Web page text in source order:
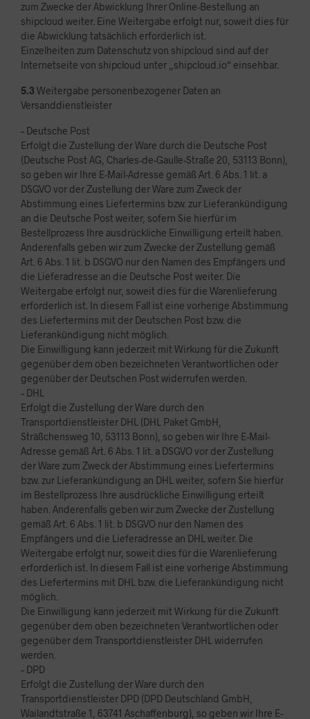
zum Zwecke der Abwicklung Ihrer Online-Bestellung an
shipcloud weiter. Eine Weitergabe erfolgt nur, soweit dies für
die Abwicklung tatsächlich erforderlich ist.
Einzelheiten zum Datenschutz von shipcloud sind auf der
Internetseite von shipcloud unter „shipcloud.io“ einsehbar.
5.3 Weitergabe personenbezogener Daten an
Versanddienstleister
– Deutsche Post
Erfolgt die Zustellung der Ware durch die Deutsche Post
(Deutsche Post AG, Charles-de-Gaulle-Straße 20, 53113 Bonn),
so geben wir Ihre E-Mail-Adresse gemäß Art. 6 Abs. 1 lit. a
DSGVO vor der Zustellung der Ware zum Zweck der
Abstimmung eines Liefertermins bzw. zur Lieferankündigung
an die Deutsche Post weiter, sofern Sie hierfür im
Bestellprozess Ihre ausdrückliche Einwilligung erteilt haben.
Anderenfalls geben wir zum Zwecke der Zustellung gemäß
Art. 6 Abs. 1 lit. b DSGVO nur den Namen des Empfängers und
die Lieferadresse an die Deutsche Post weiter. Die
Weitergabe erfolgt nur, soweit dies für die Warenlieferung
erforderlich ist. In diesem Fall ist eine vorherige Abstimmung
des Liefertermins mit der Deutschen Post bzw. die
Lieferankündigung nicht möglich.
Die Einwilligung kann jederzeit mit Wirkung für die Zukunft
gegenüber dem oben bezeichneten Verantwortlichen oder
gegenüber der Deutschen Post widerrufen werden.
– DHL
Erfolgt die Zustellung der Ware durch den
Transportdienstleister DHL (DHL Paket GmbH,
Sträßchensweg 10, 53113 Bonn), so geben wir Ihre E-Mail-
Adresse gemäß Art. 6 Abs. 1 lit. a DSGVO vor der Zustellung
der Ware zum Zweck der Abstimmung eines Liefertermins
bzw. zur Lieferankündigung an DHL weiter, sofern Sie hierfür
im Bestellprozess Ihre ausdrückliche Einwilligung erteilt
haben. Anderenfalls geben wir zum Zwecke der Zustellung
gemäß Art. 6 Abs. 1 lit. b DSGVO nur den Namen des
Empfängers und die Lieferadresse an DHL weiter. Die
Weitergabe erfolgt nur, soweit dies für die Warenlieferung
erforderlich ist. In diesem Fall ist eine vorherige Abstimmung
des Liefertermins mit DHL bzw. die Lieferankündigung nicht
möglich.
Die Einwilligung kann jederzeit mit Wirkung für die Zukunft
gegenüber dem oben bezeichneten Verantwortlichen oder
gegenüber dem Transportdienstleister DHL widerrufen
werden.
– DPD
Erfolgt die Zustellung der Ware durch den
Transportdienstleister DPD (DPD Deutschland GmbH,
Wailandtstraße 1, 63741 Aschaffenburg), so geben wir Ihre E-